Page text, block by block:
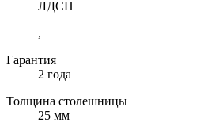
ЛДСП
,
Гарантия
2 года
Толщина столешницы
25 мм